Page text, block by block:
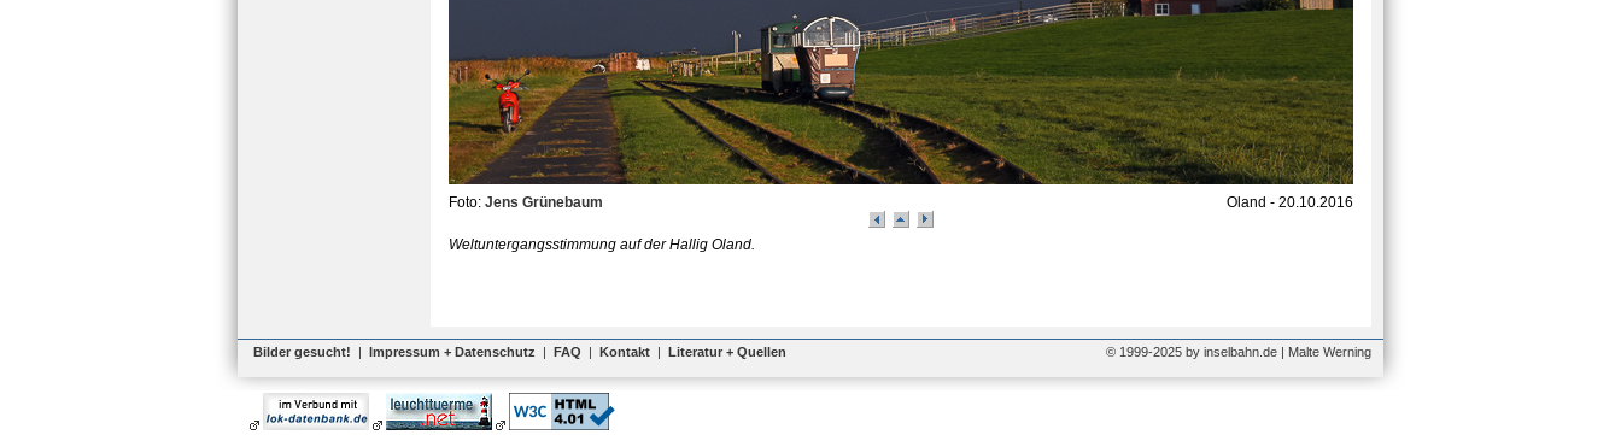
Foto: Jens Grünebaum Oland - 20.10.2016
Weltuntergangsstimmung auf der Hallig Oland.
Bilder gesucht! | Impressum + Datenschutz | FAQ | Kontakt | Literatur + Quellen © 1999-2025 by inselbahn.de | Malte Werning